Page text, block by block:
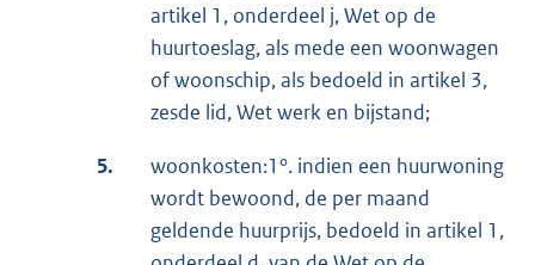
artikel 1, onderdeel j, Wet op de
huurtoeslag, als mede een woonwagen
of woonschip, als bedoeld in artikel 3,
zesde lid, Wet werk en bijstand;
5.
woonkosten:1°. indien een huurwoning
wordt bewoond, de per maand
geldende huurprijs, bedoeld in artikel 1,